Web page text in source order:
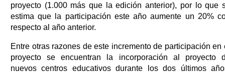
proyecto (1.000 más que la edición anterior), por lo que
estima que la participación este año aumente un 20%
respecto al año anterior.
Entre otras razones de este incremento de participación en
proyecto se encuentran la incorporación al proyecto
nuevos centros educativos durante los dos últimos